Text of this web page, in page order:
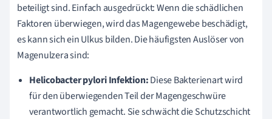
beteiligt sind. Einfach ausgedrückt: Wenn die schädlichen
Faktoren überwiegen, wird das Magengewebe beschädigt,
es kann sich ein Ulkus bilden. Die häufigsten Auslöser von
Magenulzera sind:
Helicobacter pylori Infektion:Diese Bakterienart wird
für den überwiegenden Teil der Magengeschwüre
verantwortlich gemacht. Sie schwächt die Schutzschicht